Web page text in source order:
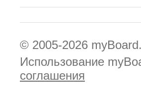
© 2005-2026
Использование
соглашения